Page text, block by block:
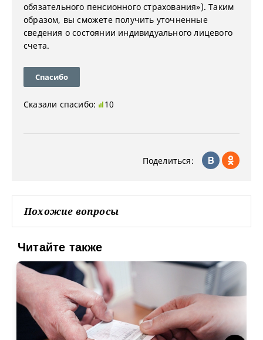
обязательного пенсионного страхования»). Таким
образом, вы сможете получить уточненные
сведения о состоянии индивидуального лицевого
счета.
Спасибо
Сказали спасибо: 10
Поделиться:
Похожие вопросы
Читайте также